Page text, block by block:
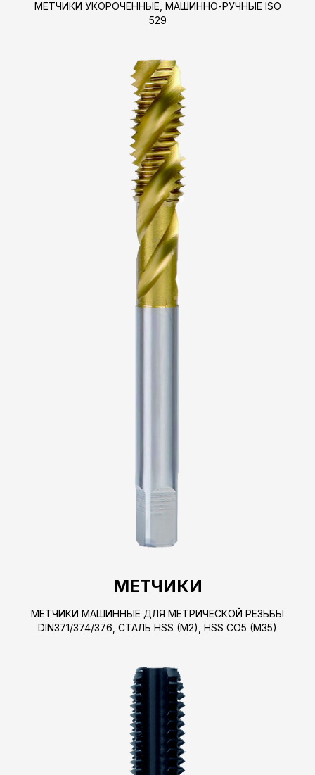
МЕТЧИКИ УКОРОЧЕННЫЕ, МАШИННО-РУЧНЫЕ ISO
529
МЕТЧИКИ
МЕТЧИКИ МАШИННЫЕ ДЛЯ МЕТРИЧЕСКОЙ РЕЗЬБЫ
DIN371/374/376, СТАЛЬ HSS (M2), HSS CO5 (M35)